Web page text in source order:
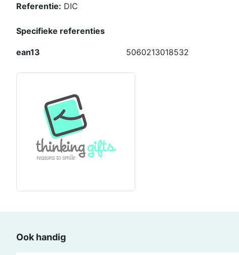
Referentie: DIC
Specifieke referenties
ean13 5060213018532
Ook handig